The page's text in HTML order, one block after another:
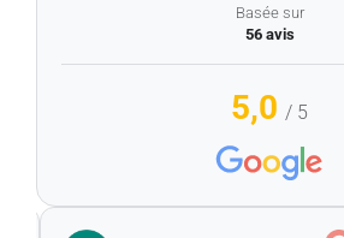
Basée sur
56 avis
5,0 / 5